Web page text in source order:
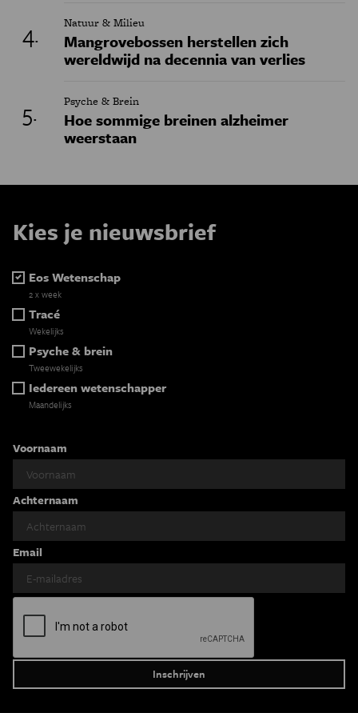
Natuur & Milieu
Mangrovebossen herstellen zich
wereldwijd na decennia van verlies
Psyche & Brein
Hoe sommige breinen alzheimer
weerstaan
Kies je nieuwsbrief
Eos Wetenschap
2 x week
Tracé
Wekelijks
Psyche & brein
Tweewekelijks
Iedereen wetenschapper
Maandelijks
Voornaam
Achternaam
Email